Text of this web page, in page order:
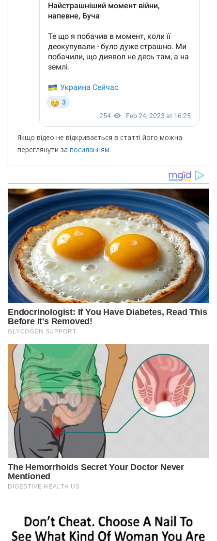
Якщо відео не відкривається в статті його можна
переглянути за посиланням.